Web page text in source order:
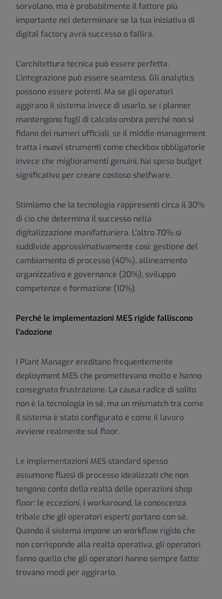
sorvolano, ma è probabilmente il fattore più
importante nel determinare se la tua iniziativa di
digital factory avrà successo o fallirà.
L'architettura tecnica può essere perfetta.
L'integrazione può essere seamless. Gli analytics
possono essere potenti. Ma se gli operatori
aggirano il sistema invece di usarlo, se i planner
mantengono fogli di calcolo ombra perché non si
fidano dei numeri ufficiali, se il middle management
tratta i nuovi strumenti come checkbox obbligatorie
invece che miglioramenti genuini, hai speso budget
significativo per creare costoso shelfware.
Stimiamo che la tecnologia rappresenti circa il 30%
di ciò che determina il successo nella
digitalizzazione manifatturiera. L'altro 70% si
suddivide approssimativamente così: gestione del
cambiamento di processo (40%), allineamento
organizzativo e governance (20%), sviluppo
competenze e formazione (10%).
Perché le implementazioni MES rigide falliscono
l'adozione
I Plant Manager ereditano frequentemente
deployment MES che promettevano molto e hanno
consegnato frustrazione. La causa radice di solito
non è la tecnologia in sé, ma un mismatch tra come
il sistema è stato configurato e come il lavoro
avviene realmente sul floor.
Le implementazioni MES standard spesso
assumono flussi di processo idealizzati che non
tengono conto della realtà delle operazioni shop
floor: le eccezioni, i workaround, la conoscenza
tribale che gli operatori esperti portano con sé.
Quando il sistema impone un workflow rigido che
non corrisponde alla realtà operativa, gli operatori
fanno quello che gli operatori hanno sempre fatto:
trovano modi per aggirarlo.